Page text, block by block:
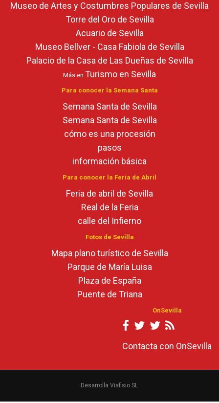
Museo de Artes y Costumbres Populares de Sevilla
Torre del Oro de Sevilla
Acuario de Sevilla
Museo Bellver - Casa Fabiola de Sevilla
Palacio de la Casa de Las Dueñas de Sevilla
Más en Turismo en Sevilla
Para conocer la Semana Santa
Semana Santa de Sevilla
Semana Santa de Sevilla
cómo es una procesión
pasos
información básica
Para conocer la Feria de Abril
Feria de abril de Sevilla
Real de la Feria
calle del Infierno
Fotos de Sevilla
Mapa plano turístico de Sevilla
Parque de María Luisa
Plaza de España
Puente de Triana
OnSevilla
Contacta con OnSevilla
Desarrolla Viafisio SL